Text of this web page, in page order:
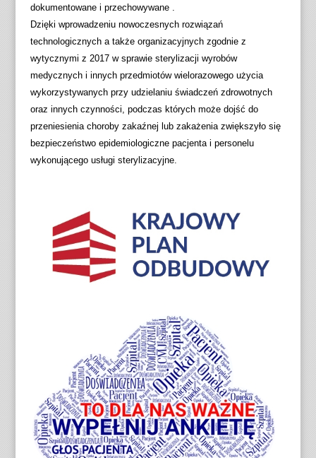
dokumentowane i przechowywane .
Dzięki wprowadzeniu nowoczesnych rozwiązań
technologicznych a także organizacyjnych zgodnie z
wytycznymi z 2017 w sprawie sterylizacji wyrobów
medycznych i innych przedmiotów wielorazowego użycia
wykorzystywanych przy udzielaniu świadczeń zdrowotnych
oraz innych czynności, podczas których może dojść do
przeniesienia choroby zakaźnej lub zakażenia zwiększyło się
bezpieczeństwo epidemiologiczne pacjenta i personelu
wykonującego usługi sterylizacyjne.